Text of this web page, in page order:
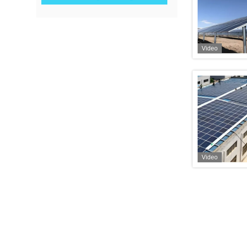
Video
Video